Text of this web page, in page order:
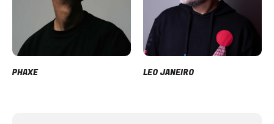
PHAXE LEO JANEIRO